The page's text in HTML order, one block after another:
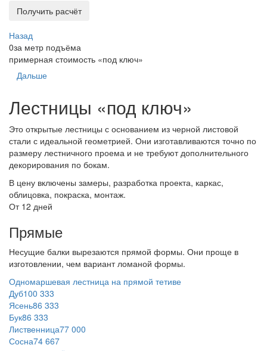
Назад
0за метр подъёма
примерная стоимость «под ключ»
Дальше
Лестницы «под ключ»
Это открытые лестницы с основанием из черной листовой
стали с идеальной геометрией. Они изготавливаются точно по
размеру лестничного проема и не требуют дополнительного
декорирования по бокам.
В цену включены замеры, разработка проекта, каркас,
облицовка, покраска, монтаж.
От 12 дней
Прямые
Несущие балки вырезаются прямой формы. Они проще в
изготовлении, чем вариант ломаной формы.
Одномаршевая лестница на прямой тетиве
Дуб100 333
Ясень86 333
Бук86 333
Лиственница77 000
Сосна74 667